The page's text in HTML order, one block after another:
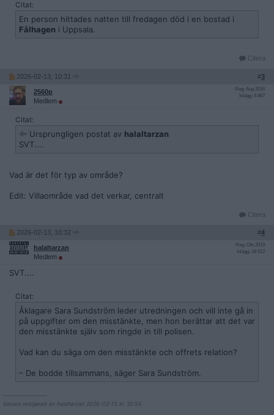
Citat:
En person hittades natten till fredagen död i en bostad i
Fålhagen i Uppsala.
Citera
2026-02-13, 10:31 #3
2560p
Medlem
Reg: Aug 2016
Inlägg: 4 867
Citat:
Ursprungligen postat av halaltarzan
SVT....
Vad är det för typ av område?
Edit: Villaområde vad det verkar, centralt
Citera
2026-02-13, 10:32 #4
halaltarzan
Medlem
Reg: Okt 2019
Inlägg: 18 612
SVT....
Citat:
Åklagare Sara Sundström leder utredningen och vill inte gå in
på uppgifter om den misstänkte, men hon berättar att det var
den misstänkte själv som ringde in till polisen.
Vad kan du säga om den misstänkte och offrets relation?
– De bodde tillsammans, säger Sara Sundström.
Senast redigerad av halaltarzan 2026-02-13 kl. 10:34.